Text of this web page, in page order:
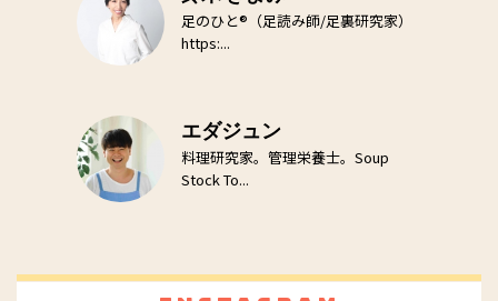
足のひと®（足読み師/足裏研究家）
https:...
エダジュン
料理研究家。管理栄養士。Soup
Stock To...